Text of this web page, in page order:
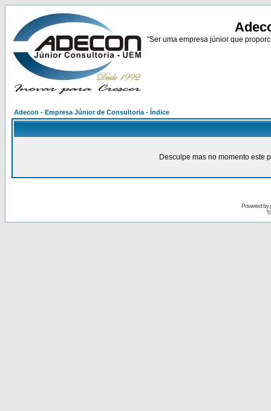
"Ser uma empresa júnior que
Adecon - Empresa Júnior de Consultoria - Índice
Desculpe mas no momento este
Powered by